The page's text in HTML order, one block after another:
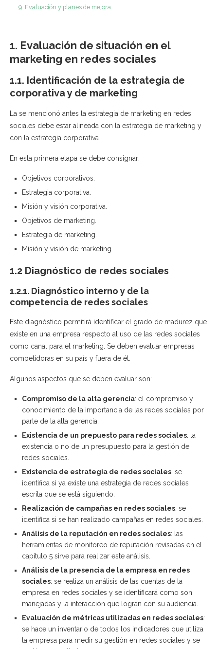
9. Evaluación y planes de mejora
1. Evaluación de situación en el
marketing en redes sociales
1.1. Identificación de la estrategia de
corporativa y de marketing
La se mencionó antes la estrategia de marketing en redes
sociales debe estar alineada con la estrategia de marketing y
con la estrategia corporativa.
En esta primera etapa se debe consignar:
Objetivos corporativos.
Estrategia corporativa.
Misión y visión corporativa.
Objetivos de marketing.
Estrategia de marketing.
Misión y visión de marketing.
1.2 Diagnóstico de redes sociales
1.2.1. Diagnóstico interno y de la
competencia de redes sociales
Este diagnóstico permitirá identificar el grado de madurez que
existe en una empresa respecto al uso de las redes sociales
como canal para el marketing. Se deben evaluar empresas
competidoras en su país y fuera de él.
Algunos aspectos que se deben evaluar son:
Compromiso de la alta gerencia: el compromiso y
conocimiento de la importancia de las redes sociales por
parte de la alta gerencia.
Existencia de un prepuesto para redes sociales: la
existencia o no de un presupuesto para la gestión de
redes sociales.
Existencia de estrategia de redes sociales: se
identifica si ya existe una estrategia de redes sociales
escrita que se está siguiendo.
Realización de campañas en redes sociales: se
identifica si se han realizado campañas en redes sociales.
Análisis de la reputación en redes sociales: las
herramientas de monitoreo de reputación revisadas en el
capítulo 5 sirve para realizar este análisis.
Análisis de la presencia de la empresa en redes
sociales: se realiza un análisis de las cuentas de la
empresa en redes sociales y se identificará como son
manejadas y la interacción que logran con su audiencia.
Evaluación de métricas utilizadas en redes sociales:
se hace un inventario de todos los indicadores que utiliza
la empresa para medir su gestión en redes sociales y se